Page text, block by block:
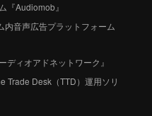
『Audiomob』
内音声広告プラットフォーム
ディオアドネットワーク』
Trade Desk（TTD）運用ソリ